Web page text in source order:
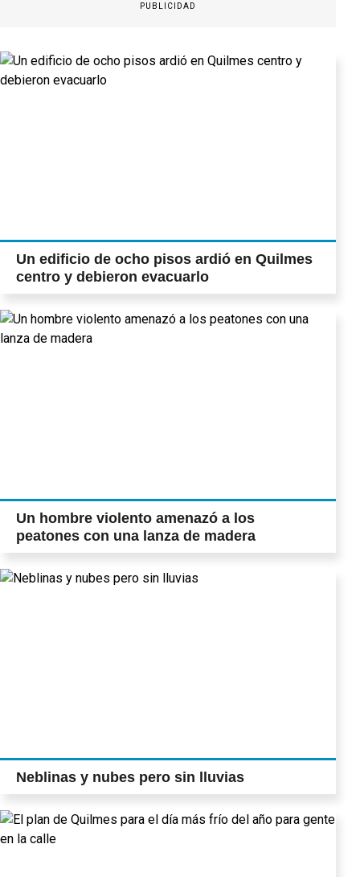
PUBLICIDAD
Un edificio de ocho pisos ardió en Quilmes
centro y debieron evacuarlo
Un hombre violento amenazó a los
peatones con una lanza de madera
Neblinas y nubes pero sin lluvias